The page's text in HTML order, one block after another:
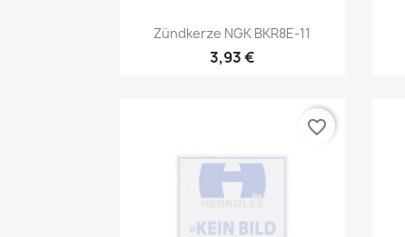
Vorschau
Zündkerze NGK BKR8E-11
3,93 €
favorite_border